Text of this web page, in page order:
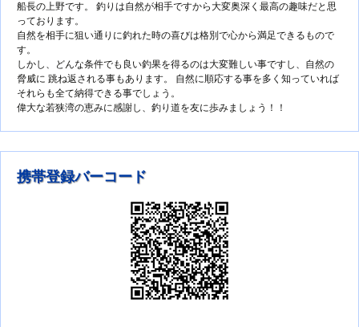
船長の上野です。 釣りは自然が相手ですから大変奥深く最高の趣味だと思
っております。
自然を相手に狙い通りに釣れた時の喜びは格別で心から満足できるもので
す。
しかし、どんな条件でも良い釣果を得るのは大変難しい事ですし、自然の
脅威に 跳ね返される事もあります。 自然に順応する事を多く知っていれば
それらも全て納得できる事でしょう。
偉大な若狭湾の恵みに感謝し、釣り道を友に歩みましょう！！
携帯登録バーコード